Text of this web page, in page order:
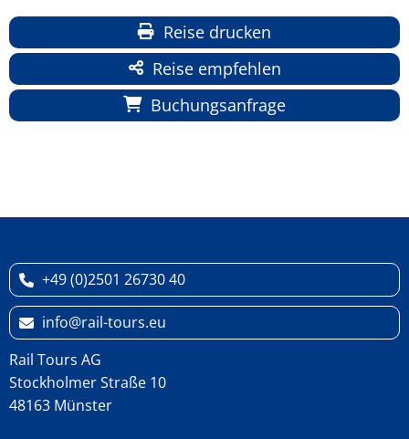
Reise drucken
Reise empfehlen
Buchungsanfrage
+49 (0)2501 26730 40
info
rail-tours.eu
Rail Tours AG
Stockholmer Straße 10
48163 Münster